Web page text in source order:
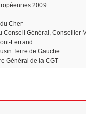
2009
Cher
Conseil Général, Conseiller
Ferrand
Terre de Gauche
Général de la CGT